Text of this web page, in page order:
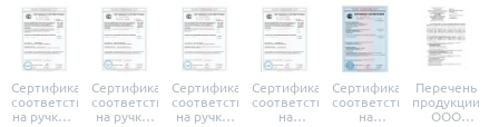
Сертификат
соответствия
на ручки и
Сертификат
соответствия
на ручки-
Сертификат
соответствия
на ручки-
Сертификат
соответствия
на
Сертификат
соответствия
на
Перечень
продукции
ООО